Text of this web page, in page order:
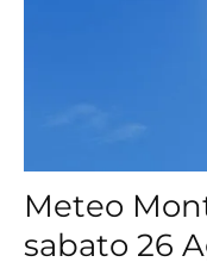
Meteo
sabato 26